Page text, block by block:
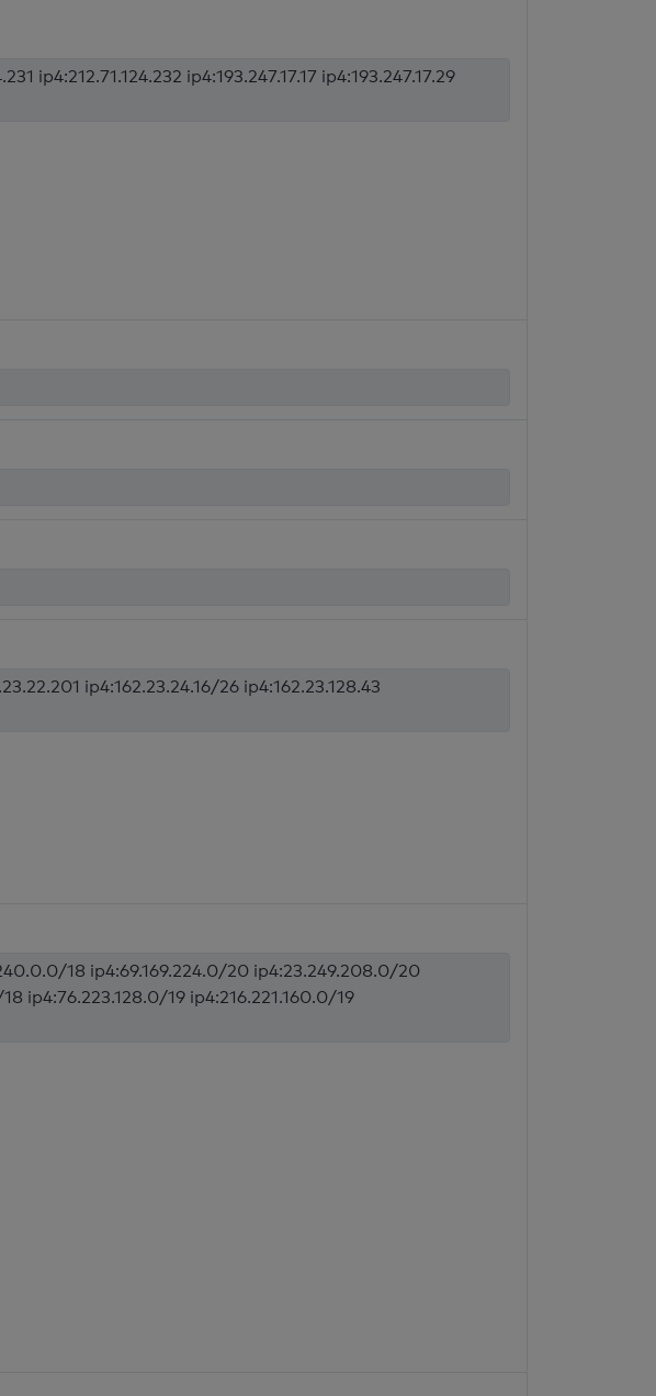
ip4:212.71.124.232 ip4:193.247.17.17 ip4:193.247.17.29
ip4:162.23.24.16/26 ip4:162.23.128.43
18 ip4:69.169.224.0/20 ip4:23.249.208.0/20
ip4:76.223.128.0/19 ip4:216.221.160.0/19